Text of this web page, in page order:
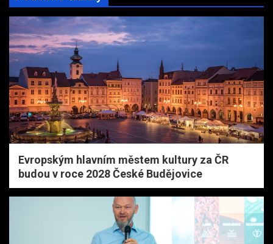
Evropským hlavním městem kultury za ČR
budou v roce 2028 České Budějovice